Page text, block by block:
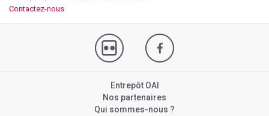
Contactez-nous
Entrepôt OAI
Nos partenaires
Qui sommes-nous ?